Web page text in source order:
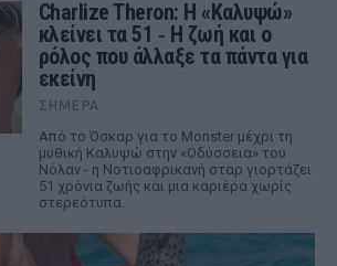
Charlize Theron: Η «Καλυψώ»
κλείνει τα 51 ‑ H ζωή και ο
ρόλος που άλλαξε τα πάντα για
εκείνη
ΣΉΜΕΡΑ
Από το Όσκαρ για το Monster μέχρι τη
μυθική Καλυψώ στην «Οδύσσεια» του
Νόλαν - η Νοτιοαφρικανή σταρ γιορτάζει
51 χρόνια ζωής και μια καριέρα χωρίς
στερεότυπα.